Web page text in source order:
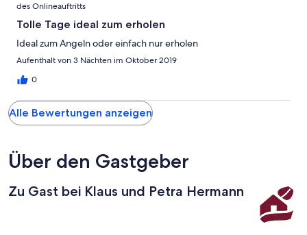
des Onlineauftritts
Tolle Tage ideal zum erholen
Ideal zum Angeln oder einfach nur erholen
Aufenthalt von 3 Nächten im Oktober 2019
0
Alle Bewertungen anzeigen
Über den Gastgeber
Zu Gast bei Klaus und Petra Hermann